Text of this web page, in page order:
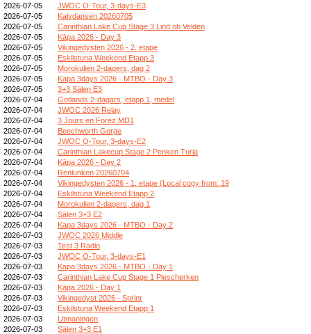
2026-07-05
JWOC O-Tour, 3-days-E3
2026-07-05
Kalvdansen 20260705
2026-07-05
Carinthian Lake Cup Stage 3 Lind ob Velden
2026-07-05
Kāpa 2026 - Day 3
2026-07-05
Vikingedysten 2026 - 2. etape
2026-07-05
Eskilstuna Weekend Etapp 3
2026-07-05
Morokulien 2-dagers, dag 2
2026-07-05
Kapa 3days 2026 - MTBO - Day 3
2026-07-05
3+3 Sälen E3
2026-07-04
Gotlands 2-dagars, etapp 1, medel
2026-07-04
JWOC 2026 Relay
2026-07-04
3 Jours en Forez MD1
2026-07-04
Beechworth Gorge
2026-07-04
JWOC O-Tour, 3-days-E2
2026-07-04
Carinthian Lakecup Stage 2 Penken Turia
2026-07-04
Kāpa 2026 - Day 2
2026-07-04
Renlunken 20260704
2026-07-04
Vikingedysten 2026 - 1. etape (Local copy from: 19
2026-07-04
Eskilstuna Weekend Etapp 2
2026-07-04
Morokulien 2-dagers, dag 1
2026-07-04
Sälen 3+3 E2
2026-07-04
Kapa 3days 2026 - MTBO - Day 2
2026-07-03
JWOC 2026 Middle
2026-07-03
Test 3 Radio
2026-07-03
JWOC O-Tour, 3-days-E1
2026-07-03
Kapa 3days 2026 - MTBO - Day 1
2026-07-03
Carinthian Lake Cup Stage 1 Plescherken
2026-07-03
Kāpa 2026 - Day 1
2026-07-03
Vikingedyst 2026 - Sprint
2026-07-03
Eskilstuna Weekend Etapp 1
2026-07-03
Utmaningen
2026-07-03
Sälen 3+3 E1